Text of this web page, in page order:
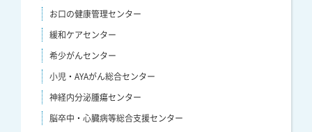
お口の健康管理センター
緩和ケアセンター
希少がんセンター
小児・AYAがん総合センター
神経内分泌腫瘍センター
脳卒中・心臓病等総合支援センター